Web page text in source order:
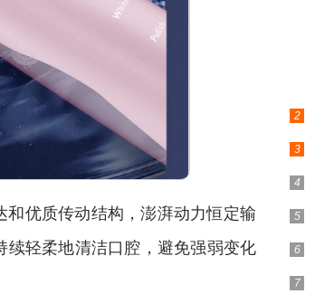
优质传动结构，澎湃动力恒定输
轻柔地清洁口腔，避免强弱变化
2
3
4
5
6
7